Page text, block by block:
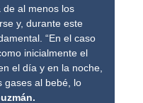
de al menos los
y, durante este
“En el caso
inicialmente el
el día y en la noche,
gases al bebé, lo